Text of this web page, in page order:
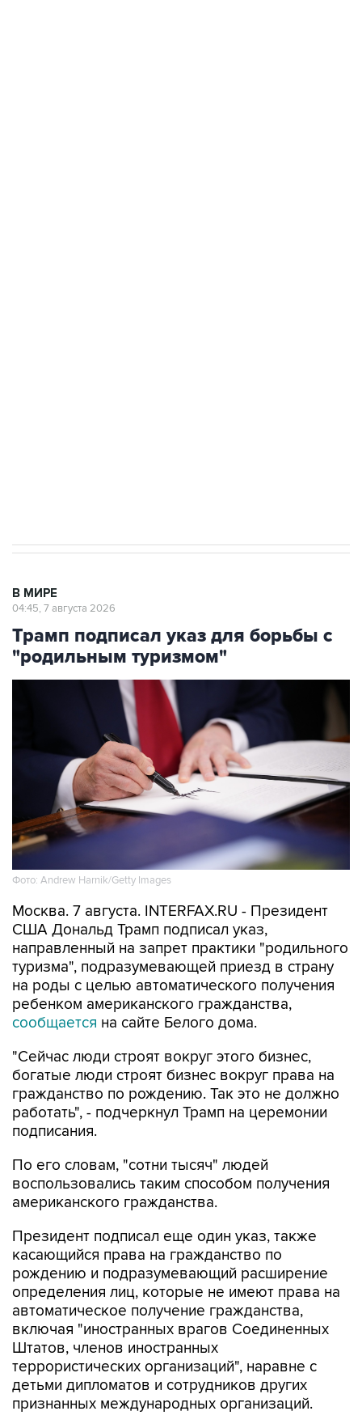
В МИРЕ
04:45, 7 августа 2026
Трамп подписал указ для борьбы с
"родильным туризмом"
Фото: Andrew Harnik/Getty Images
Москва. 7 августа. INTERFAX.RU - Президент
США Дональд Трамп подписал указ,
направленный на запрет практики "родильного
туризма", подразумевающей приезд в страну
на роды с целью автоматического получения
ребенком американского гражданства,
сообщается на сайте Белого дома.
"Сейчас люди строят вокруг этого бизнес,
богатые люди строят бизнес вокруг права на
гражданство по рождению. Так это не должно
работать", - подчеркнул Трамп на церемонии
подписания.
По его словам, "сотни тысяч" людей
воспользовались таким способом получения
американского гражданства.
Президент подписал еще один указ, также
касающийся права на гражданство по
рождению и подразумевающий расширение
определения лиц, которые не имеют права на
автоматическое получение гражданства,
включая "иностранных врагов Соединенных
Штатов, членов иностранных
террористических организаций", наравне с
детьми дипломатов и сотрудников других
признанных международных организаций.